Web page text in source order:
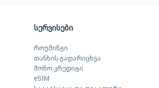
სერვისები
როუმინგი
თანხის გადარიცხვა
მონო კრედიტი
eSIM